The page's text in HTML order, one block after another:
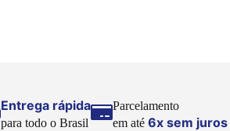
Entrega rápida
para todo o Brasil
Parcelamento
em até 6x sem juros